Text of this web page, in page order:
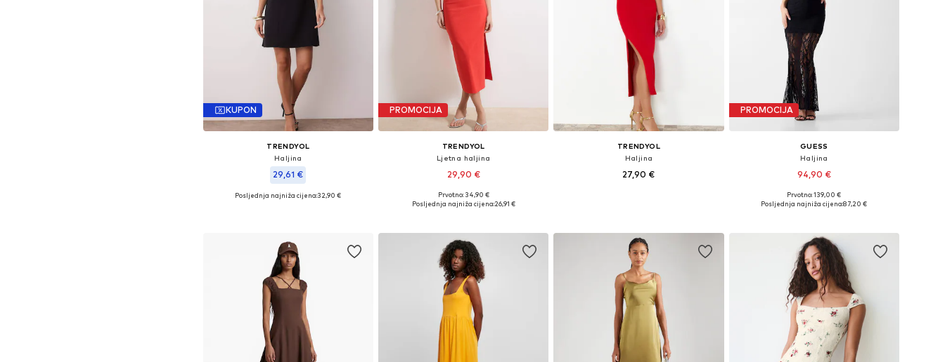
KUPON
TRENDYOL
Haljina
29,61 €
Dostupne veličine: 34, 36, 38, 40
Posljednja najniža cijena:32,90 €
PROMOCIJA
TRENDYOL
Ljetna haljina
29,90 €
Dostupne veličine: 34, 38, 40
Prvotno: 34,90 €
Posljednja najniža cijena:26,91 €
TRENDYOL
Haljina
27,90 €
PROMOCIJA
GUESS
Haljina
94,90 €
Dostupne veličine: 34, 36, 38, 42
Prvotno: 139,00 €
Posljednja najniža cijena:87,20 €